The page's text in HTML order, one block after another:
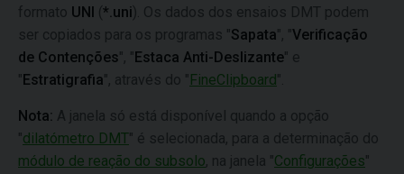
formato UNI (*.uni). Os dados dos ensaios DMT podem
ser copiados para os programas "Sapata", "Verificação
de Contenções", " Estaca Anti-Deslizante" e
" Estratigrafia", através do " FineClipboard".
Nota: A janela só está disponível quando a opção
"dilatómetro DMT" é selecionada, para a determinação do
módulo de reação do subsolo, na janela "Configurações"